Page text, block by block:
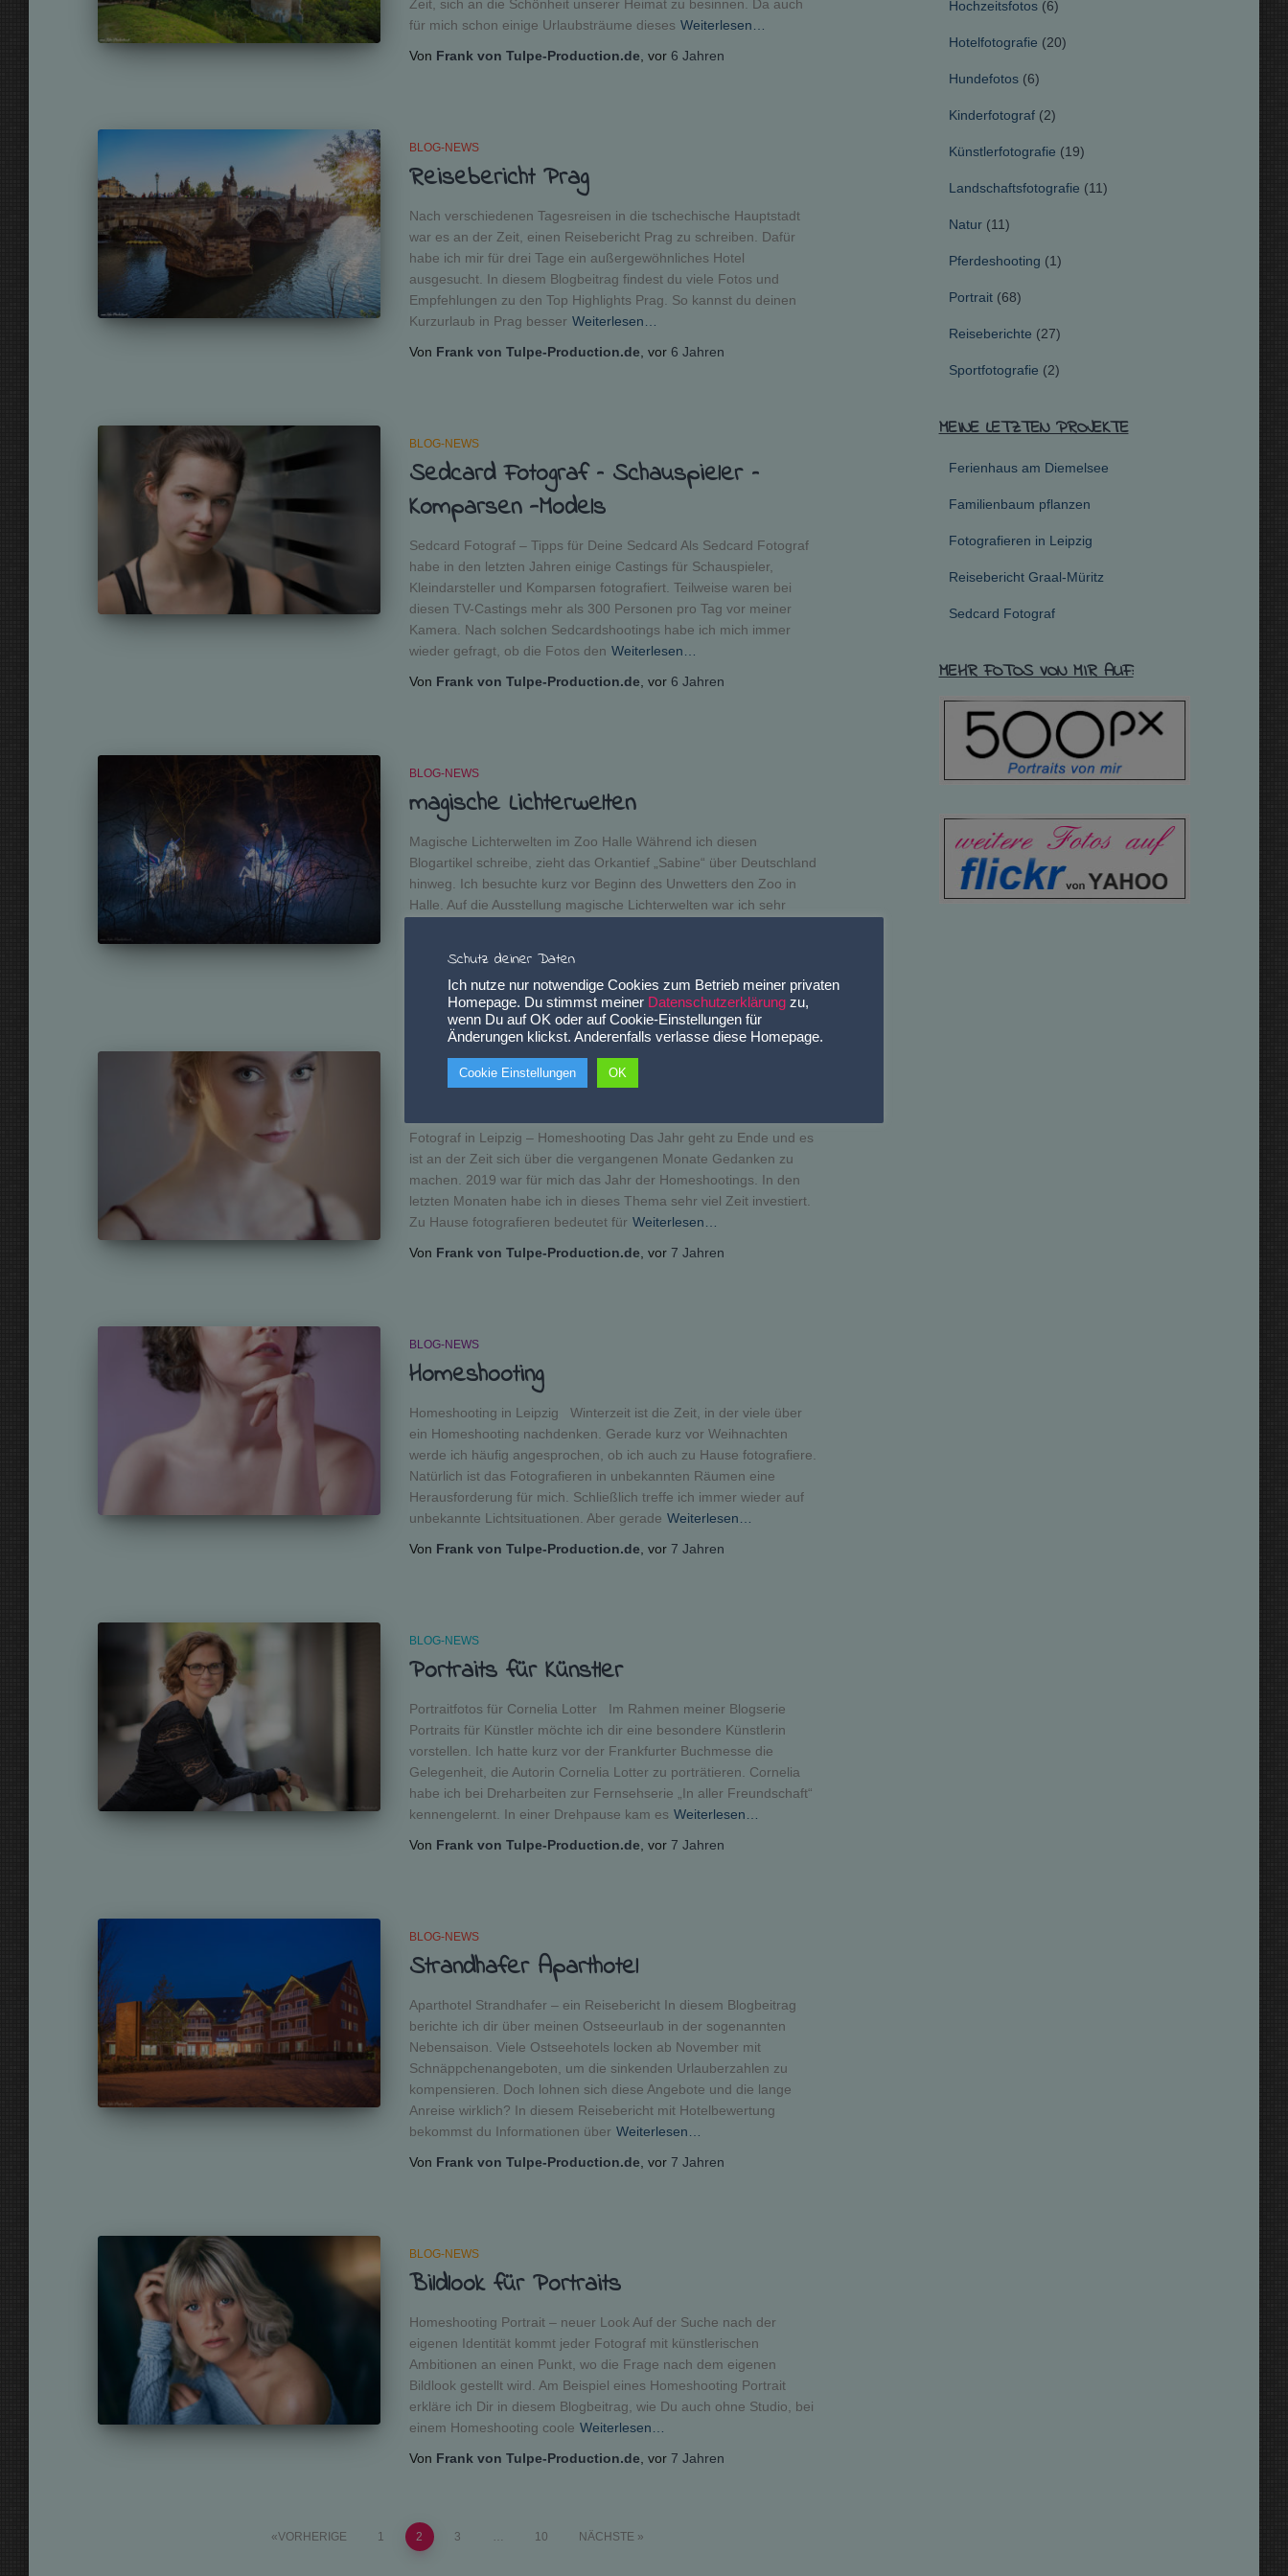
Zeit, sich an die Schönheit unserer Heimat zu besinnen. Da auch
für mich schon einige Urlaubsträume dieses Weiterlesen…
Von Frank von Tulpe-Production.de , vor 6 Jahren
BLOG-NEWS
Reisebericht Prag
Nach verschiedenen Tagesreisen in die tschechische Hauptstadt
war es an der Zeit, einen Reisebericht Prag zu schreiben. Dafür
habe ich mir für drei Tage ein außergewöhnliches Hotel
ausgesucht. In diesem Blogbeitrag findest du viele Fotos und
Empfehlungen zu den Top Highlights Prag. So kannst du deinen
Kurzurlaub in Prag besser Weiterlesen…
Von Frank von Tulpe-Production.de , vor 6 Jahren
BLOG-NEWS
Sedcard Fotograf – Schauspieler –
Komparsen -Models
Sedcard Fotograf – Tipps für Deine Sedcard Als Sedcard Fotograf
habe in den letzten Jahren einige Castings für Schauspieler,
Kleindarsteller und Komparsen fotografiert. Teilweise waren bei
diesen TV-Castings mehr als 300 Personen pro Tag vor meiner
Kamera. Nach solchen Sedcardshootings habe ich mich immer
wieder gefragt, ob die Fotos den Weiterlesen…
Von Frank von Tulpe-Production.de , vor 6 Jahren
BLOG-NEWS
magische Lichterwelten
Magische Lichterwelten im Zoo Halle Während ich diesen
Blogartikel schreibe, zieht das Orkantief „Sabine“ über Deutschland
hinweg. Ich besuchte kurz vor Beginn des Unwetters den Zoo in
Halle. Auf die Ausstellung magische Lichterwelten war ich sehr
Frank von Tulpe-Production.de , vor 6 Jahren
BLOG-NEWS
Fotograf in Leipzig – Homeshooting Das Jahr geht zu Ende und es
ist an der Zeit sich über die vergangenen Monate Gedanken zu
machen. 2019 war für mich das Jahr der Homeshootings. In den
letzten Monaten habe ich in dieses Thema sehr viel Zeit investiert.
Zu Hause fotografieren bedeutet für Weiterlesen…
Von Frank von Tulpe-Production.de , vor 7 Jahren
BLOG-NEWS
Homeshooting
Homeshooting in Leipzig Winterzeit ist die Zeit, in der viele über
ein Homeshooting nachdenken. Gerade kurz vor Weihnachten
werde ich häufig angesprochen, ob ich auch zu Hause fotografiere.
Natürlich ist das Fotografieren in unbekannten Räumen eine
Herausforderung für mich. Schließlich treffe ich immer wieder auf
unbekannte Lichtsituationen. Aber gerade Weiterlesen…
Von Frank von Tulpe-Production.de , vor 7 Jahren
BLOG-NEWS
Portraits für Künstler
Portraitfotos für Cornelia Lotter Im Rahmen meiner Blogserie
Portraits für Künstler möchte ich dir eine besondere Künstlerin
vorstellen. Ich hatte kurz vor der Frankfurter Buchmesse die
Gelegenheit, die Autorin Cornelia Lotter zu porträtieren. Cornelia
habe ich bei Dreharbeiten zur Fernsehserie „In aller Freundschaft“
kennengelernt. In einer Drehpause kam es Weiterlesen…
Von Frank von Tulpe-Production.de , vor 7 Jahren
BLOG-NEWS
Strandhafer Aparthotel
Aparthotel Strandhafer – ein Reisebericht In diesem Blogbeitrag
berichte ich dir über meinen Ostseeurlaub in der sogenannten
Nebensaison. Viele Ostseehotels locken ab November mit
Schnäppchenangeboten, um die sinkenden Urlauberzahlen zu
kompensieren. Doch lohnen sich diese Angebote und die lange
Anreise wirklich? In diesem Reisebericht mit Hotelbewertung
bekommst du Informationen über Weiterlesen…
Von Frank von Tulpe-Production.de , vor 7 Jahren
BLOG-NEWS
Bildlook für Portraits
Homeshooting Portrait – neuer Look Auf der Suche nach der
eigenen Identität kommt jeder Fotograf mit künstlerischen
Ambitionen an einen Punkt, wo die Frage nach dem eigenen
Bildlook gestellt wird. Am Beispiel eines Homeshooting Portrait
erkläre ich Dir in diesem Blogbeitrag, wie Du auch ohne Studio, bei
einem Homeshooting coole Weiterlesen…
Von Frank von Tulpe-Production.de , vor 7 Jahren
Seitennummerierung
VORHERIGE 1 2 3 … 10 NÄCHSTE
Hochzeitsfotos(6)
Hotelfotografie (20)
Hundefotos(6)
Kinderfotograf(2)
Künstlerfotografie (19)
Landschaftsfotografie (11)
Natur(11)
Pferdeshooting (1)
Portrait(68)
Reiseberichte (27)
Sportfotografie (2)
MEINE LETZTEN PROJEKTE
Ferienhaus am Diemelsee
Familienbaum pflanzen
Fotografieren in Leipzig
Reisebericht Graal-Müritz
Sedcard Fotograf
MEHR FOTOS VON MIR AUF:
Schutz deiner Daten
Ich nutze nur notwendige Cookies zum Betrieb meiner privaten
Homepage. Du stimmst meiner Datenschutzerklärung zu,
wenn Du auf OK oder auf Cookie-Einstellungen für
Änderungen klickst. Anderenfalls verlasse diese Homepage.
Cookie Einstellungen OK